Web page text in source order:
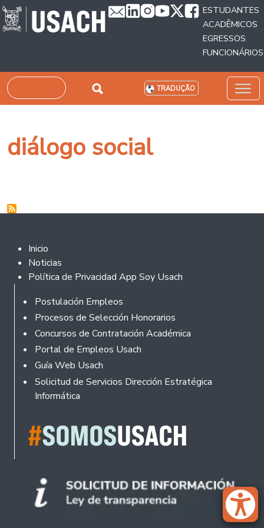
Passar para o conteúdo principal
ESTUDANTES
ACADÊMICOS
EGRESSOS
FUNCIONÁRIOS
Pesquisar TRADUÇÃO
diálogo social
Footer 2
Inicio
Noticias
Política de Privacidad App Soy Usach
Rodapé
Postulación Empleos
Procesos de Selección Honorarios
Concursos de Contratación Académica
Portal de Empleos Usach
Guía Web Usach
Solicitud de Servicios Dirección Estratégica
Informática